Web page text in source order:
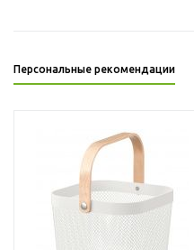
Персональные рекомендации